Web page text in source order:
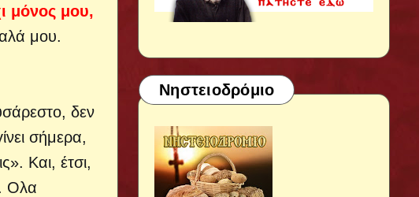
μόνος μου,
μου.
δεν
σήμερα,
Και, έτσι,
Ολα
Νηστειοδρόμιο